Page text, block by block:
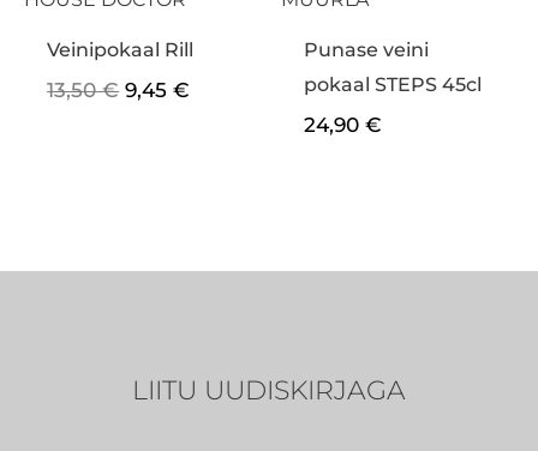
Veinipokaal Rill
13,50€ 9,45€
Punase veini
pokaal STEPS 45cl
24,90€
LIITU UUDISKIRJAGA